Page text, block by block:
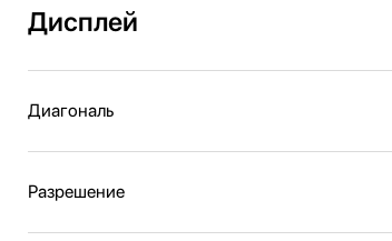
Дисплей
Диагональ
Разрешение